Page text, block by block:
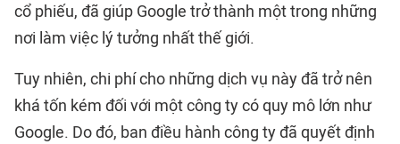
cổ phiếu, đã giúp Google trở thành một trong những
nơi làm việc lý tưởng nhất thế giới.
Tuy nhiên, chi phí cho những dịch vụ này đã trở nên
khá tốn kém đối với một công ty có quy mô lớn như
Google. Do đó, ban điều hành công ty đã quyết định